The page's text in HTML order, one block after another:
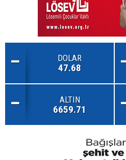
DOLAR
47.68
ALTIN
6659.71